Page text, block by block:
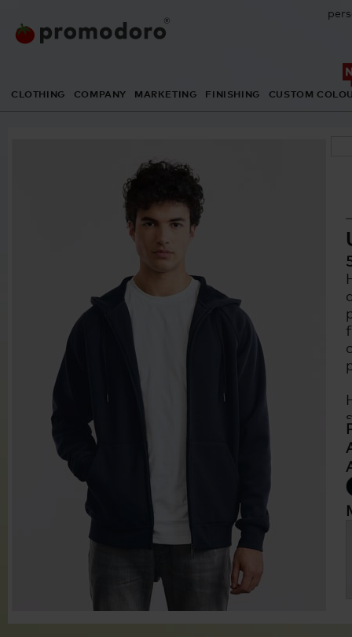
CLOTHING COMPANY MARKETING FINISHING CUSTOM